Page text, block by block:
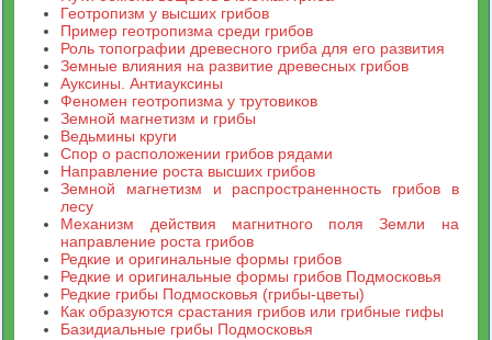
Геотропизм у высших грибов
Пример геотропизма среди грибов
Роль топографии древесного гриба для его развития
Земные влияния на развитие древесных грибов
Ауксины. Антиауксины
Феномен геотропизма у трутовиков
Земной магнетизм и грибы
Ведьмины круги
Спор о расположении грибов рядами
Направление роста высших грибов
Земной магнетизм и распространенность грибов в
лесу
Механизм действия магнитного поля Земли на
направление роста грибов
Редкие и оригинальные формы грибов
Редкие и оригинальные формы грибов Подмосковья
Редкие грибы Подмосковья (грибы-цветы)
Как образуются срастания грибов или грибные гифы
Базидиальные грибы Подмосковья